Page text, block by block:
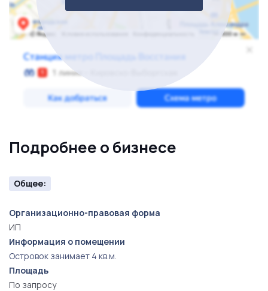
Подробнее о бизнесе
Общее:
Организационно-правовая форма
ИП
Информация о помещении
Островок занимает 4 кв.м.
Площадь
По запросу